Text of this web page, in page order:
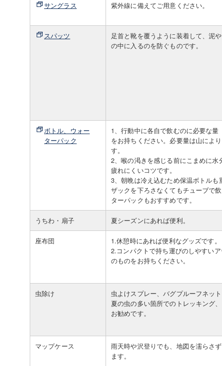
サングラス
紫外線に備えてご用意ください。
スパッツ
足首と靴を覆うように装着して、泥
の中に入るのを防ぐものです。
ボトル、ウォー
ターパック
1、行動中に各自で飲むのに必要な量
をお持ちください。必要量は山によ
す。
2、喉の渇きを感じる前にこまめに水
疲れにくいコツです。
3、朝晩は冷え込むため保温ボトルも
ザックを下ろさなくてもチューブで
ターパックもおすすめです。
うちわ・扇子 夏シーズンにあれば便利。
座布団
1.休憩時にあれば便利なグッズです。
2.コンパクトで持ち運びのしやすい
のものをお持ちください。
虫除け
虫よけスプレー、バグプルーフネッ
夏の虫の多い箇所でのトレッキング
お勧めです。
マップケース
雨天時や沢登りでも、地図を濡らさ
ます。